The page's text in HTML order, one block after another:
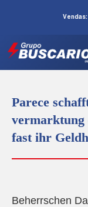
Vendas:
Parece
vermarktung
fast ihr
Beherrschen